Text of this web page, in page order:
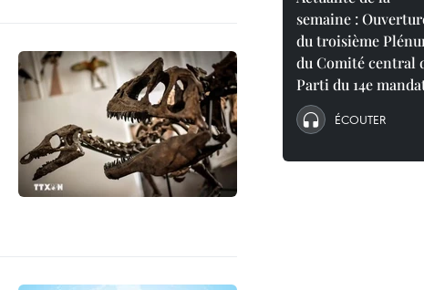
semaine :
du troisième
du Comité central
Parti du 14e
ÉCOUTER